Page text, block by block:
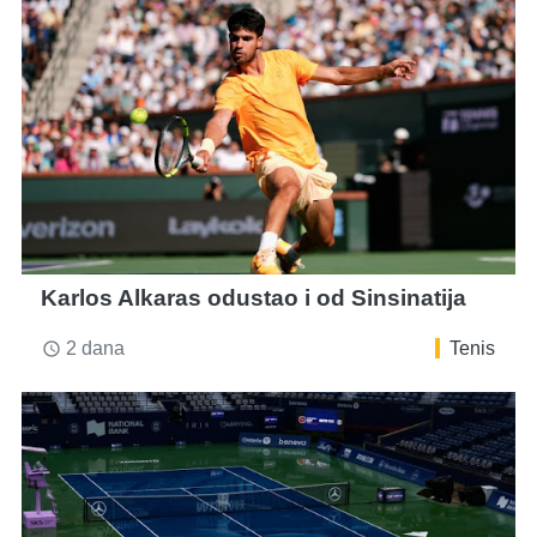
Karlos Alkaras odustao i od Sinsinatija
access_time 2 dana Tenis